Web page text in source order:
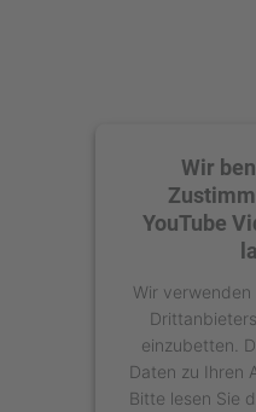
Wir
YouTube
Wir verwenden
einzubetten.
Daten zu Ihren
Bitte lesen Sie